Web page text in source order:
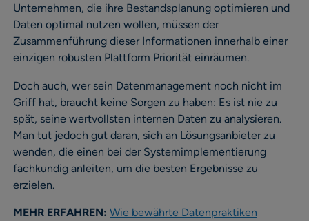
Unternehmen, die ihre Bestandsplanung optimieren und
Daten optimal nutzen wollen, müssen der
Zusammenführung dieser Informationen innerhalb einer
einzigen robusten Plattform Priorität einräumen.
Doch auch, wer sein Datenmanagement noch nicht im
Griff hat, braucht keine Sorgen zu haben: Es ist nie zu
spät, seine wertvollsten internen Daten zu analysieren.
Man tut jedoch gut daran, sich an Lösungsanbieter zu
wenden, die einen bei der Systemimplementierung
fachkundig anleiten, um die besten Ergebnisse zu
erzielen.
MEHR ERFAHREN: Wie bewährte Datenpraktiken